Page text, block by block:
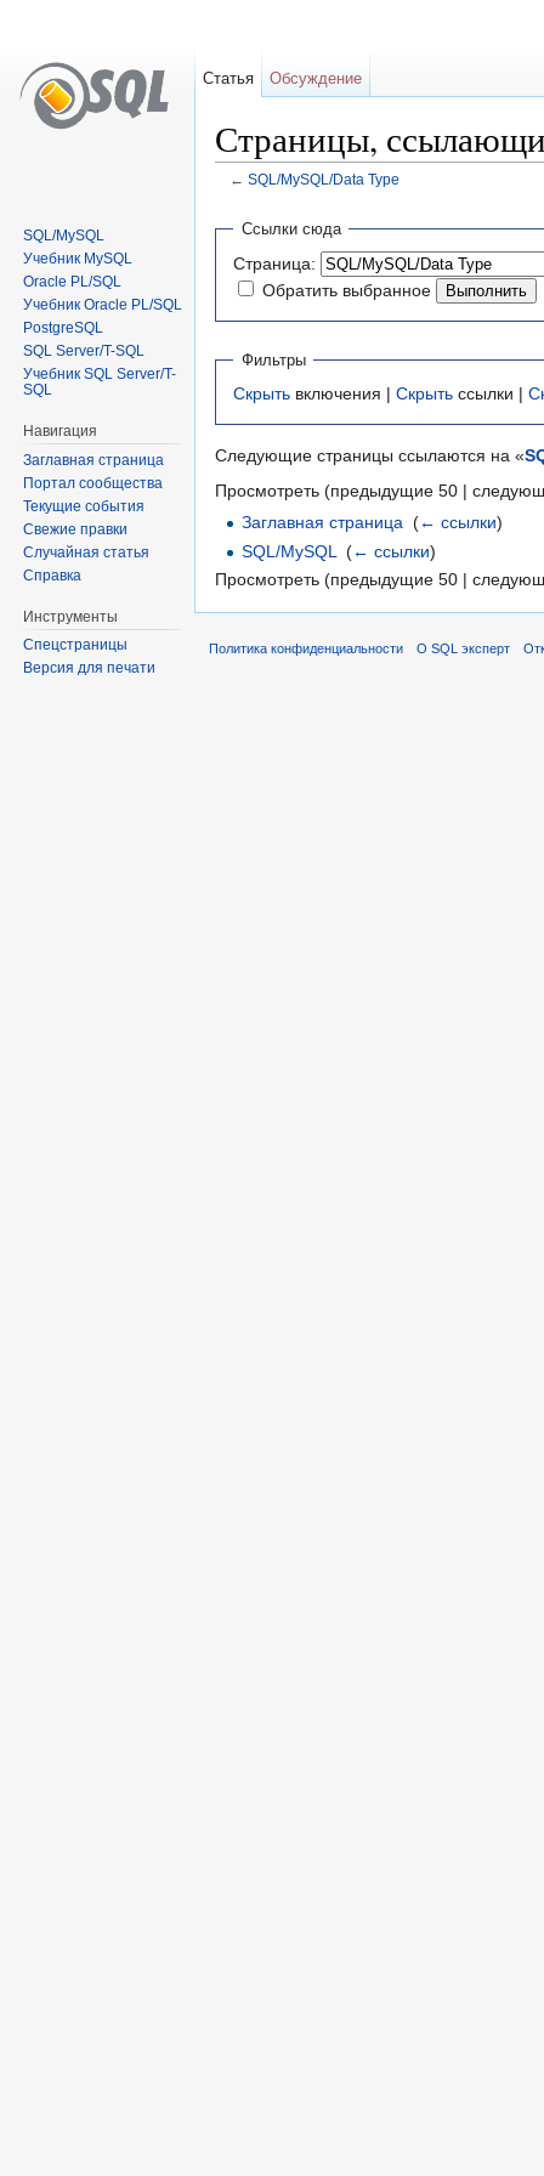
Страницы,
← SQL/MySQL/Data Type
Ссылки сюда
Страница:
Обратить выбранное
Фильтры
Скрыть включения | Скрыть ссылки |
Следующие страницы ссылаются на «
Просмотреть (предыдущие 50 |
Заглавная страница ‎(← ссылки)
SQL/MySQL
‎(← ссылки)
Просмотреть (предыдущие 50 |
Статья Обсуждение
SQL/MySQL
Учебник MySQL
Oracle PL/SQL
Учебник Oracle PL/SQL
PostgreSQL
SQL Server/T-SQL
Учебник SQL Server/T-
SQL
Навигация
Заглавная страница
Портал сообщества
Текущие события
Свежие правки
Случайная статья
Справка
Инструменты
Спецстраницы
Версия для печати
Политика конфиденциальности О SQL эксперт